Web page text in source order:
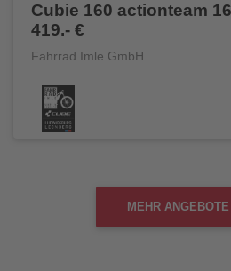
Cubie 160 actionteam
419.- €
Fahrrad Imle GmbH
MEHR